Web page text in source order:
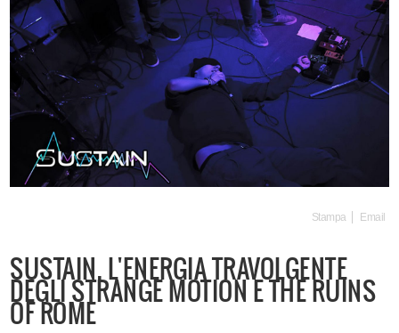
Stampa Email
SUSTAIN, L'ENERGIA TRAVOLGENTE
DEGLI STRANGE MOTION E THE RUINS
OF ROME